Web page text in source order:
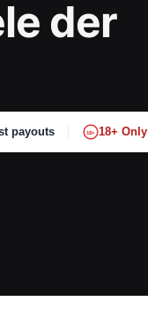
der
payouts 18+ 18+ Only